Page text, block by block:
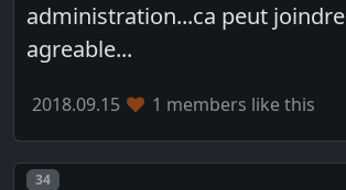
administration...ca peut
agreable...
2018.09.15 1 members like this
Post number
34